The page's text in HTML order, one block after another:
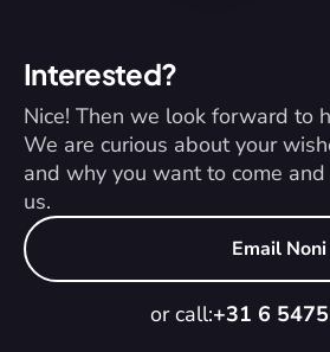
Interested?
Nice! Then we look forward to
We are curious about your
and why you want to come
us.
Email Noni
or call:+31 6